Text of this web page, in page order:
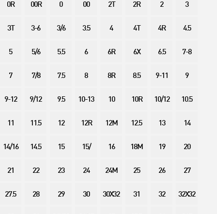
0R 00R 0 00 2T 2R 2 3
3T 3-6 3/6 3.5 4 4T 4R 4.5
5 5/6 5.5 6 6R 6X 6.5 7-8
7 7/8 7.5 8 8R 8.5 9-11 9
9-12 9/12 9.5 10-13 10 10R 10/12 10.5
11 11.5 12 12R 12M 12.5 13 14
14/16 14.5 15 15/ 16 18M 19 20
21 22 23 24 24M 25 26 27
27.5 28 29 30 30X32 31 32 32X32